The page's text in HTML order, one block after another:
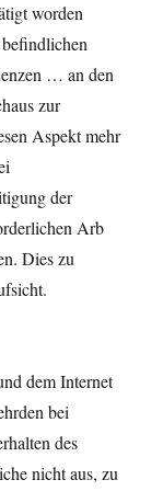
worden
… an den
zur
Aspekt mehr
der
Arb
Dies zu
dem Internet
bei
des
nicht aus, zu